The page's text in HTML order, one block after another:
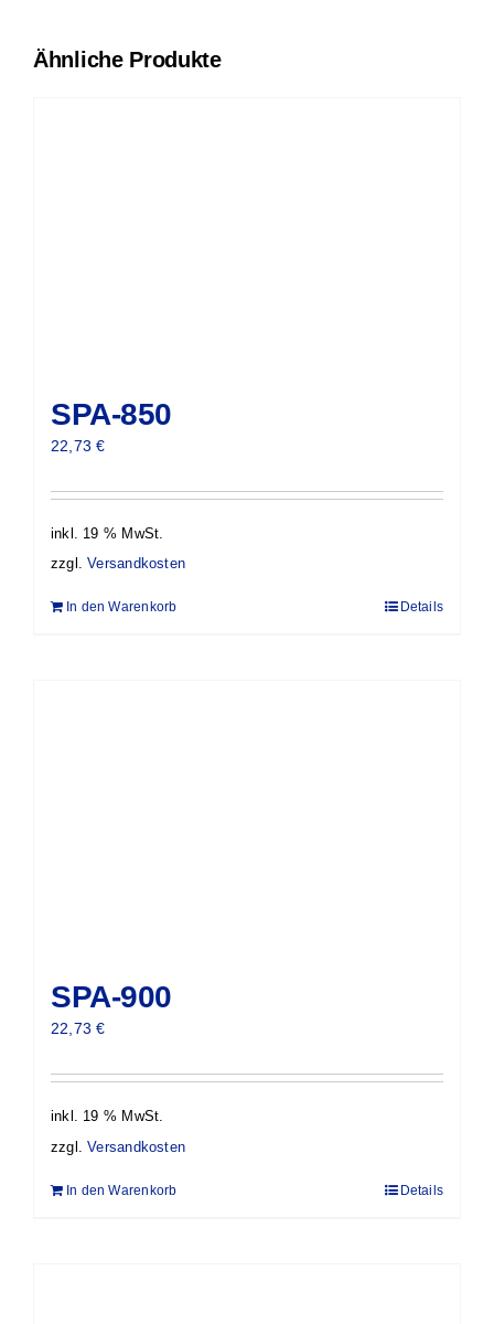
Ähnliche Produkte
SPA-850
22,73€
inkl. 19 % MwSt.
zzgl.Versandkosten
In den Warenkorb Details
SPA-900
22,73€
inkl. 19 % MwSt.
zzgl.Versandkosten
In den Warenkorb Details